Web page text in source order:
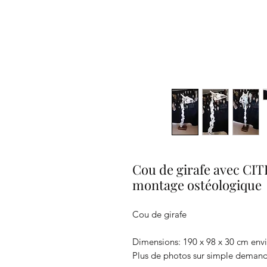
Cou de girafe avec
montage ostéologique
Cou de girafe
Dimensions: 190 x 98 x 30 cm
Plus de photos sur simple